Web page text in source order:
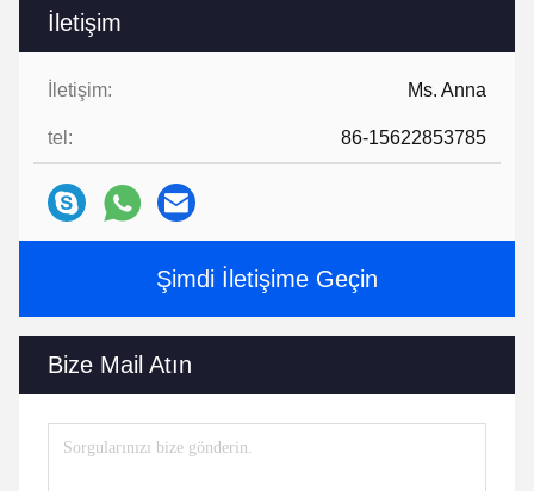
İletişim
İletişim: Ms. Anna
tel: 86-15622853785
Şimdi İletişime Geçin
Bize Mail Atın